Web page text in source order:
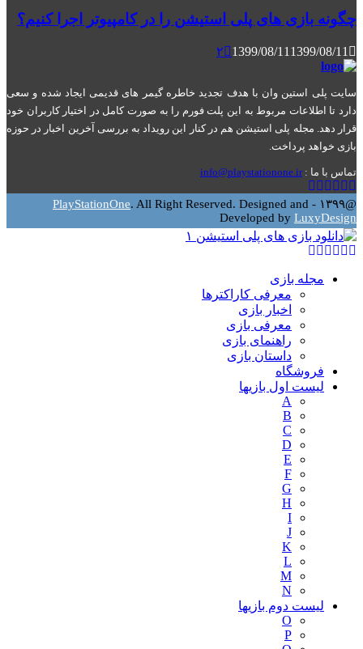
چگونه بازی های پلی استیشن را در کامپیوتر اجرا کنیم؟
1399/08/11 1399/08/11 ۲
سایت پلی استین وان با هدف تجدید خاطره گیمر های قدیمی ایجاد شده و سعی
دارد تا اطلاعات مربوط به این پلت فورم را به صورت کامل در اختیار کاربران خود
قرار دهد. مجله پلی استیشن هم در کنار این رویداد به بررسی آخرین اخبار در حوزه
بازی خواهد پرداخت.
تماس با ما :info@playstationone.ir
Facebook
Twitter
Instagram
Pinterest
Google
@۱۳۹۹ - PlayStationOne. All Right Reserved. Designed and
Developed by LuxyDesign
Facebook
Twitter
Instagram
Pinterest
Google
مجله بازی
معرفی کاراکترها
اخبار بازی
معرفی بازی
راهنمای بازی
داستان بازی
فروشگاه
لیست اول بازیها
A
B
C
D
E
F
G
H
I
J
K
L
M
N
لیست دوم بازیها
O
P